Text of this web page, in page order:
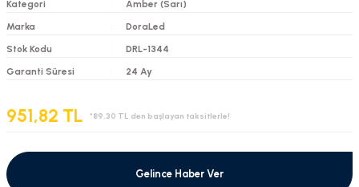
Kategori
Amber (Sarı)
Marka
DoraLed
Stok Kodu
DRL-1344
Garanti Süresi
24 Ay
951,82 TL *89,30 TL den başlayan taksitlerle!
Gelince Haber Ver